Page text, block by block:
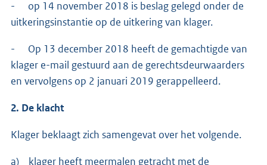
- op 14 november 2018 is beslag gelegd onder de
uitkeringsinstantie op de uitkering van klager.
- Op 13 december 2018 heeft de gemachtigde van
klager e-mail gestuurd aan de gerechtsdeurwaarders
en vervolgens op 2 januari 2019 gerappelleerd.
2. De klacht
Klager beklaagt zich samengevat over het volgende.
a) klager heeft meermalen getracht met de